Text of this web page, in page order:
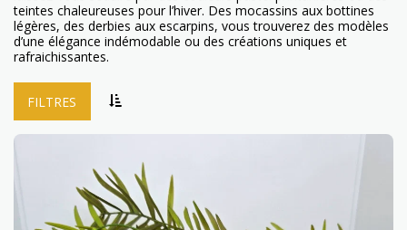
teintes chaleureuses pour l’hiver. Des mocassins aux bottines
légères, des derbies aux escarpins, vous trouverez des modèles
d’une élégance indémodable ou des créations uniques et
rafraichissantes.
FILTRES